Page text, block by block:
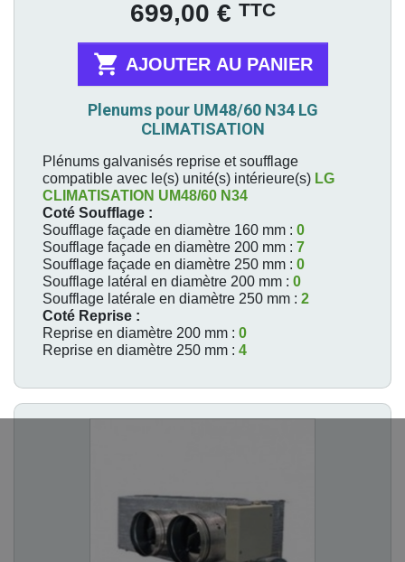
699,00 € TTC
 AJOUTER AU PANIER
Plenums pour UM48/60 N34 LG
CLIMATISATION
Plénums galvanisés reprise et soufflage
compatible avec le(s) unité(s) intérieure(s) LG
CLIMATISATION UM48/60 N34
Coté Soufflage :
Soufflage façade en diamètre 160 mm : 0
Soufflage façade en diamètre 200 mm : 7
Soufflage façade en diamètre 250 mm : 0
Soufflage latéral en diamètre 200 mm : 0
Soufflage latérale en diamètre 250 mm : 2
Coté Reprise :
Reprise en diamètre 200 mm : 0
Reprise en diamètre 250 mm : 4